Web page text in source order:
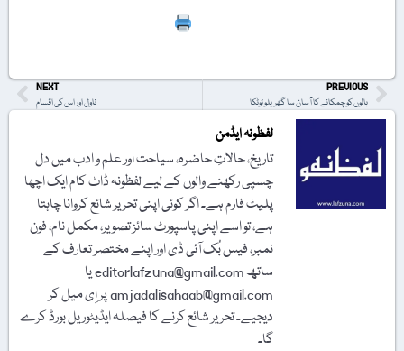
PREVIOUS
بالوں کو چمکانے کا آسان سا گھریلو ٹوٹکا
NEXT
ناول اور اس کی اقسام
لفظونہ ایڈمن
تاریخ، حالاتِ حاضرہ، سیاحت اور علم و ادب میں دل
چسپی رکھنے والوں کے لیے لفظونہ ڈاٹ کام ایک اچھا
پلیٹ فارم ہے۔ اگر کوئی اپنی تحریر شائع کروانا چاہتا
ہے، تو اسے اپنی پاسپورٹ سائز تصویر، مکمل نام، فون
نمبر، فیس بُک آئی ڈی اور اپنے مختصر تعارف کے
ساتھ editorlafzuna@gmail.com یا
amjadalisahaab@gmail.com پر اِی میل کر
دیجیے۔ تحریر شائع کرنے کا فیصلہ ایڈیٹوریل بورڈ کرے
گا۔